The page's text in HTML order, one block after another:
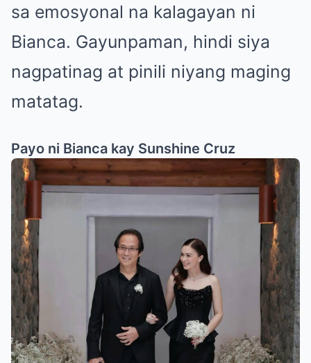
sa emosyonal na kalagayan ni
Bianca. Gayunpaman, hindi siya
nagpatinag at pinili niyang maging
matatag.
Payo ni Bianca kay Sunshine Cruz